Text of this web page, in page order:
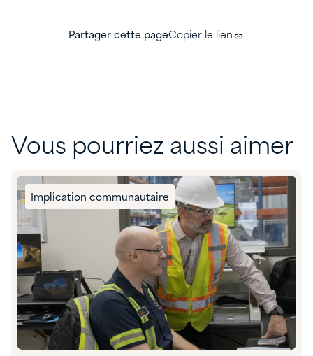
Partager cette pageCopier le lien
Vous pourriez aussi aimer
Implication communautaire